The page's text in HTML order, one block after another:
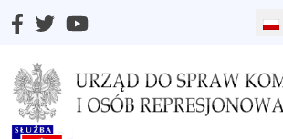
Wybierz swój język